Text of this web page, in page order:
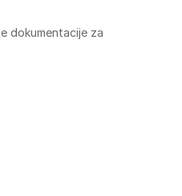
dokumentacije za